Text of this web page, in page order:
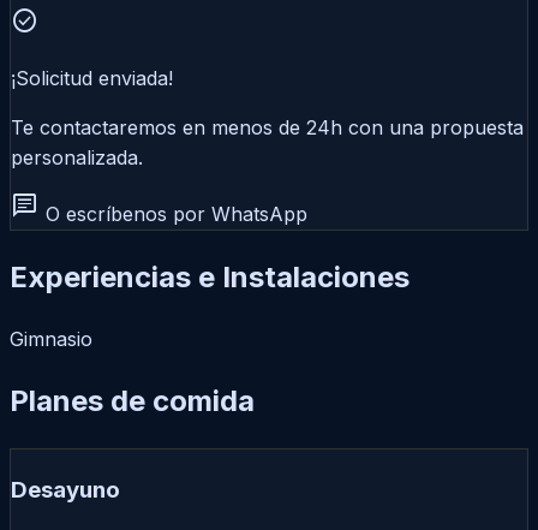
check_circle
¡Solicitud enviada!
Te contactaremos en menos de 24h con una propuesta
personalizada.
chat O escríbenos por WhatsApp
Experiencias e Instalaciones
Gimnasio
Planes de comida
Desayuno